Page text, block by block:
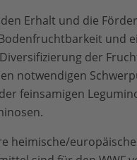
Erhalt und die
und
der
notwendigen
feinsamigen
heimische/europäische